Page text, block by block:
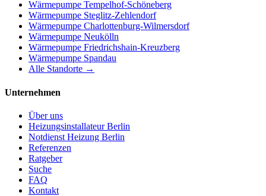
Wärmepumpe Tempelhof-Schöneberg
Wärmepumpe Steglitz-Zehlendorf
Wärmepumpe Charlottenburg-Wilmersdorf
Wärmepumpe Neukölln
Wärmepumpe Friedrichshain-Kreuzberg
Wärmepumpe Spandau
Alle Standorte →
Unternehmen
Über uns
Heizungsinstallateur Berlin
Notdienst Heizung Berlin
Referenzen
Ratgeber
Suche
FAQ
Kontakt